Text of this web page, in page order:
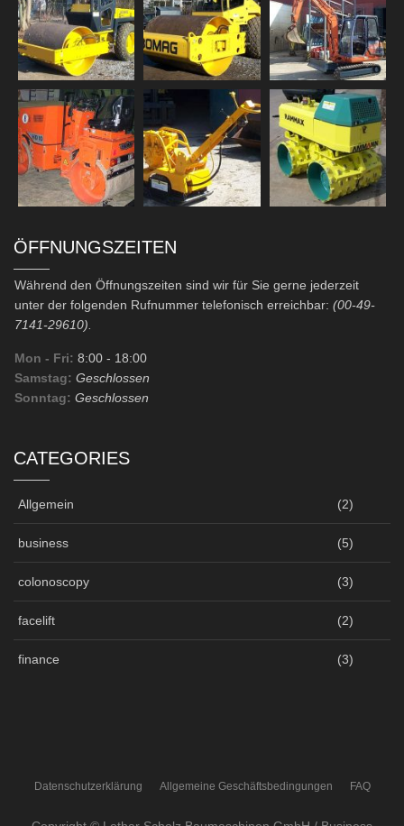
ÖFFNUNGSZEITEN
Während den Öffnungszeiten sind wir für Sie gerne jederzeit
unter der folgenden Rufnummer telefonisch erreichbar: (00-49-
7141-29610).
Mon - Fri: 8:00 - 18:00
Samstag: Geschlossen
Sonntag: Geschlossen
CATEGORIES
Allgemein (2)
business (5)
colonoscopy (3)
facelift (2)
finance (3)
Datenschutzerklärung Allgemeine Geschäftsbedingungen FAQ